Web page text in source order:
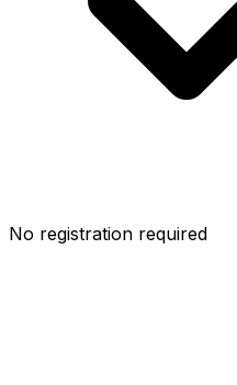
No registration required